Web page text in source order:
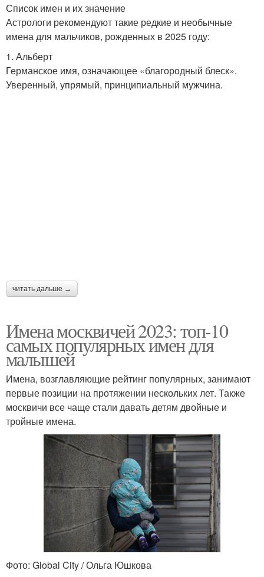
Список имен и их значение
Астрологи рекомендуют такие редкие и необычные
имена для мальчиков, рожденных в 2025 году:
1. Альберт
Германское имя, означающее «благородный блеск».
Уверенный, упрямый, принципиальный мужчина.
читать дальше →
Имена москвичей 2023: топ-10
самых популярных имен для
малышей
Имена, возглавляющие рейтинг популярных, занимают
первые позиции на протяжении нескольких лет. Также
москвичи все чаще стали давать детям двойные и
тройные имена.
Фото: Global City / Ольга Юшкова